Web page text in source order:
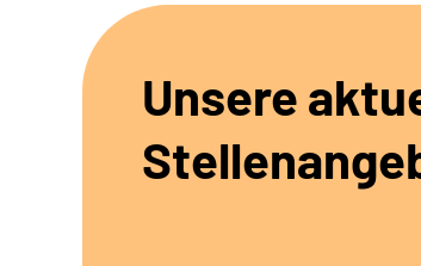
Unsere